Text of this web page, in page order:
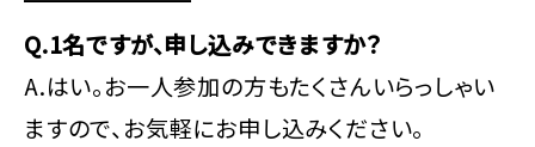
Q.1名ですが、申し込みできますか？
A.はい。お一人参加の方もたくさんいらっしゃい
ますので、お気軽にお申し込みください。